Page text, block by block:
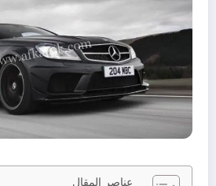
عناصر المقال